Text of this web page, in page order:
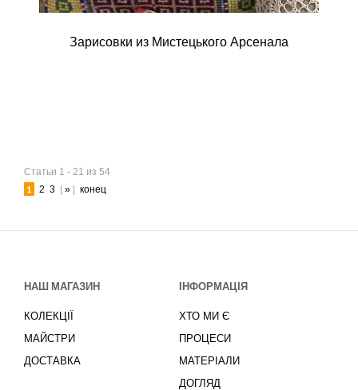
Зарисовки из Мистецького Арсенала
Статьи 1 - 21 из 54
1 2 3 » конец
НАШ МАГАЗИН
КОЛЕКЦІЇ
МАЙСТРИ
ДОСТАВКА
ІНФОРМАЦІЯ
ХТО МИ Є
ПРОЦЕСИ
МАТЕРІАЛИ
ДОГЛЯД